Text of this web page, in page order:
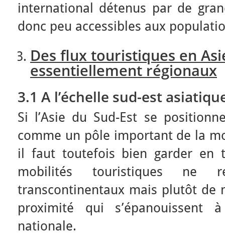
international détenus par de
donc peu accessibles aux
Des flux touristiques en
essentiellement régionaux
3.1 A l’échelle sud-est
Si l’Asie du Sud-Est se
comme un pôle important de la
il faut toutefois bien garder en
mobilités touristiques ne
transcontinentaux mais plutôt de
proximité qui s’épanouissent
nationale.